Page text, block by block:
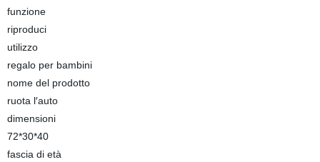
funzione
riproduci
utilizzo
regalo per bambini
nome del prodotto
ruota l′auto
dimensioni
72*30*40
fascia di età